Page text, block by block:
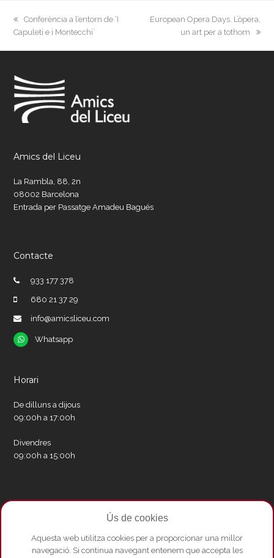
previous
post:
Conferència a l’entorn de ‘I
Capuleti e i Montecchi’
next
European Opera Days. L’òpera,
un art per a tothom
Amics del Liceu
La Rambla, 88, 2n
08002 Barcelona
Entrada per Passatge Amadeu Bagués
Contacte
933 177 378
680 21 37 29
info@amicsliceu.com
Whatsapp
Whatsapp
Horari
De dilluns a dijous
09:00h a 17:00h
Divendres
09:00h a 15:00h
Xarxes socials
FacebookInstagram
Whatsapp
Youtube
Ús de cookies
Aquesta web utilitza cookies per a proporcionar una millor
navegació. Si continua navegant entenem que accepta les